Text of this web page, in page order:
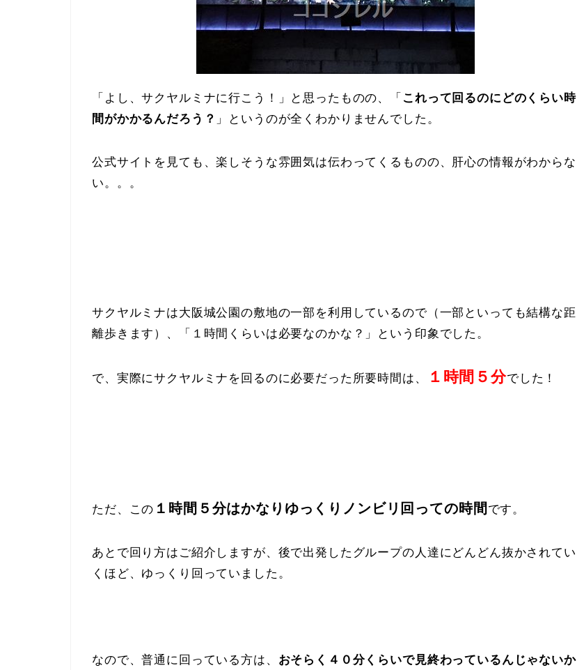
「よし、サクヤルミナに行こう！」と思ったものの、「 これって回るのにどのくらい時
間がかかるんだろう？ 」というのが全くわかりませんでした。
公式サイトを見ても、楽しそうな雰囲気は伝わってくるものの、肝心の情報がわからな
い。。。
サクヤルミナは大阪城公園の敷地の一部を利用しているので（一部といっても結構な距
離歩きます）、「１時間くらいは必要なのかな？」という印象でした。
で、実際にサクヤルミナを回るのに必要だった 所要時間 は、 １時間５分でした！
ただ、この １時間５分はかなりゆっくりノンビリ回っての時間 です。
あとで回り方はご紹介しますが、後で出発したグループの人達にどんどん抜かされてい
くほど、ゆっくり回っていました。
なので、普通に回っている方は、 おそらく４０分くらいで見終わっているんじゃないか